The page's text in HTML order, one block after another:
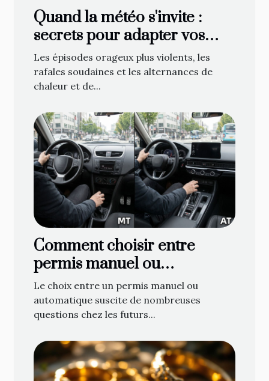
Quand la météo s'invite :
secrets pour adapter vos
bâches face aux caprices du
temps
Les épisodes orageux plus violents, les
rafales soudaines et les alternances de
chaleur et de...
Comment choisir entre
permis manuel ou
automatique ?
Le choix entre un permis manuel ou
automatique suscite de nombreuses
questions chez les futurs...